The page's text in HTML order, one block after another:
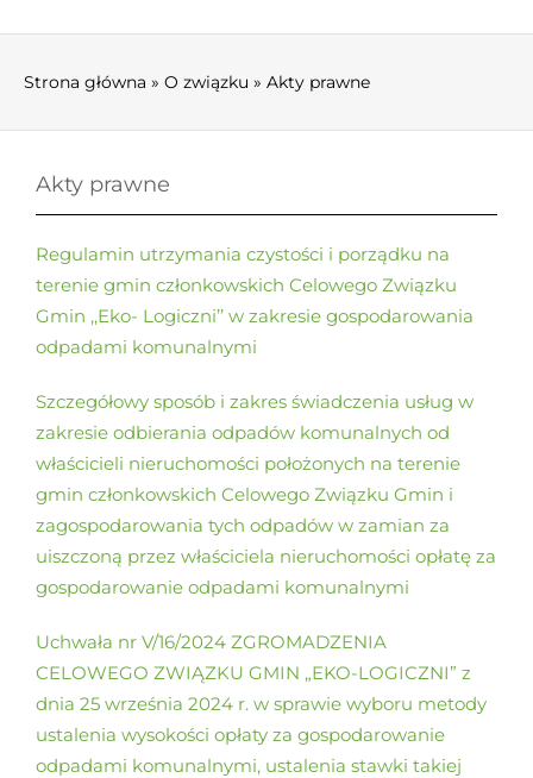
O ZWIĄZKU
GOSPODARKA ODPADAMI
DO POBRANIA
RODO
KONTAKT
Strona główna » O związku » Akty prawne
Akty prawne
Regulamin utrzymania czystości i porządku na
terenie gmin członkowskich Celowego Związku
Gmin ,,Eko- Logiczni’’ w zakresie gospodarowania
odpadami komunalnymi
Szczegółowy sposób i zakres świadczenia usług w
zakresie odbierania odpadów komunalnych od
właścicieli nieruchomości położonych na terenie
gmin członkowskich Celowego Związku Gmin i
zagospodarowania tych odpadów w zamian za
uiszczoną przez właściciela nieruchomości opłatę za
gospodarowanie odpadami komunalnymi
Uchwała nr V/16/2024 ZGROMADZENIA
CELOWEGO ZWIĄZKU GMIN „EKO-LOGICZNI” z
dnia 25 września 2024 r. w sprawie wyboru metody
ustalenia wysokości opłaty za gospodarowanie
odpadami komunalnymi, ustalenia stawki takiej